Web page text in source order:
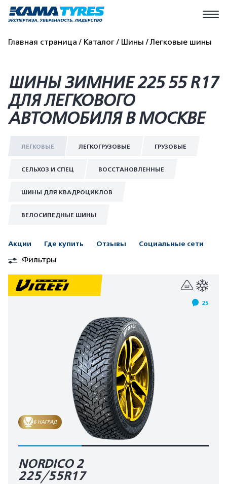
Главная страница Каталог Шины Легковые шины
ШИНЫ ЗИМНИЕ 225 55 R17
ДЛЯ ЛЕГКОВОГО
АВТОМОБИЛЯ В МОСКВЕ
ЛЕГКОВЫЕ ЛЕГКОГРУЗОВЫЕ ГРУЗОВЫЕ
СЕЛЬХОЗ И СПЕЦ ВОССТАНОВЛЕННЫЕ
ШИНЫ ДЛЯ КВАДРОЦИКЛОВ
ВЕЛОСИПЕДНЫЕ ШИНЫ
Акции Где купить Отзывы Социальные сети
Фильтры
25
6 НАГРАД
NORDICO 2
225/55R17